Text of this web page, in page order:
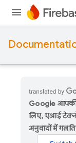
Google आपकी
लिए, एआई
अनुवादों में